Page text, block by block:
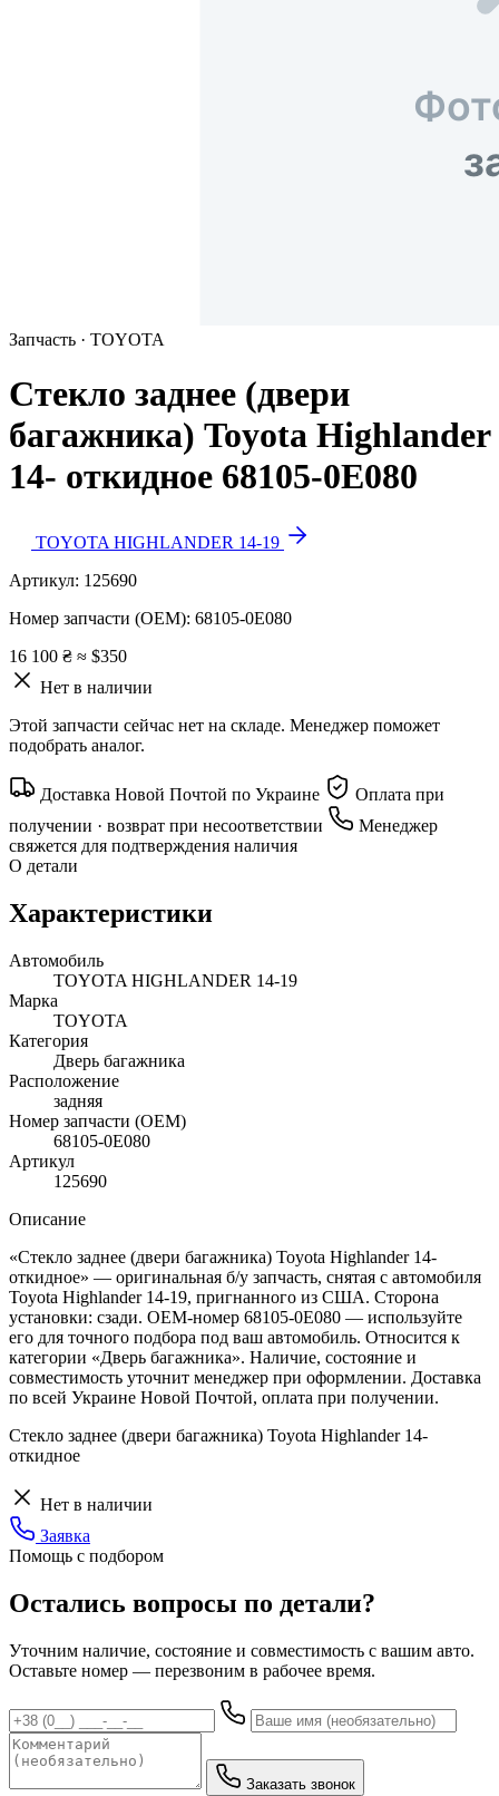
Запчасть · TOYOTA
Стекло заднее (двери
багажника) Toyota Highlander
14- откидное 68105-0E080
TOYOTA HIGHLANDER 14-19
Артикул: 125690
Номер запчасти (OEM): 68105-0E080
16 100 ₴ ≈ $350
Нет в наличии
Этой запчасти сейчас нет на складе. Менеджер поможет
подобрать аналог.
Доставка Новой Почтой по Украине
Оплата при
получении · возврат при несоответствии
Менеджер
свяжется для подтверждения наличия
О детали
Характеристики
Автомобиль
TOYOTA HIGHLANDER 14-19
Марка
TOYOTA
Категория
Дверь багажника
Расположение
задняя
Номер запчасти (OEM)
68105-0E080
Артикул
125690
Описание
«Стекло заднее (двери багажника) Toyota Highlander 14-
откидное» — оригинальная б/у запчасть, снятая с автомобиля
Toyota Highlander 14-19, пригнанного из США. Сторона
установки: сзади. OEM-номер 68105-0E080 — используйте
его для точного подбора под ваш автомобиль. Относится к
категории «Дверь багажника». Наличие, состояние и
совместимость уточнит менеджер при оформлении. Доставка
по всей Украине Новой Почтой, оплата при получении.
Стекло заднее (двери багажника) Toyota Highlander 14-
откидное
Нет в наличии
Заявка
Помощь с подбором
Остались вопросы по детали?
Уточним наличие, состояние и совместимость с вашим авто.
Оставьте номер — перезвоним в рабочее время.
Заказать звонок